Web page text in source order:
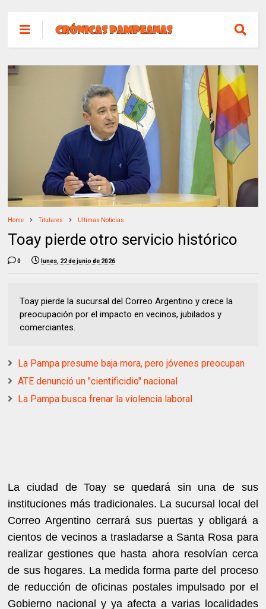
Home Titulares Ultimas Noticias
Toay pierde otro servicio histórico
0 lunes, 22 de junio de 2026
Toay pierde la sucursal del Correo Argentino y crece la
preocupación por el impacto en vecinos, jubilados y
comerciantes.
La Pampa presume baja mora, pero jóvenes preocupan
ATE denunció un "cientificidio" nacional
La Pampa busca frenar la violencia laboral
La ciudad de Toay se quedará sin una de sus
instituciones más tradicionales. La sucursal local del
Correo Argentino cerrará sus puertas y obligará a
cientos de vecinos a trasladarse a Santa Rosa para
realizar gestiones que hasta ahora resolvían cerca
de sus hogares. La medida forma parte del proceso
de reducción de oficinas postales impulsado por el
Gobierno nacional y ya afecta a varias localidades